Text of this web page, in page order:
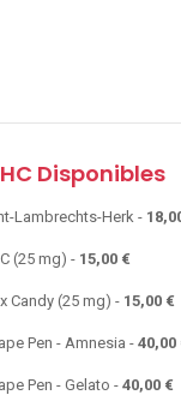
Disponibles
Lambrechts-Herk -
(25 mg) - 15,00 €
Candy (25 mg) - 15,00 €
Pen - Amnesia - 40,00
Pen - Gelato - 40,00 €